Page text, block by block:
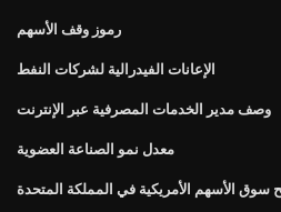
رموز وقف الأسهم
الإعانات الفيدرالية لشركات النفط
وصف مدير الخدمات المصرفية عبر الإنترنت
معدل نمو الصناعة العضوية
سوق الأسهم الأمريكية في المملكة المتحدة